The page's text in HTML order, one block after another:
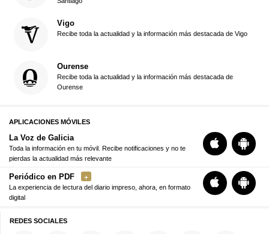
Vigo
Recibe toda la actualidad y la información más destacada de Vigo
Ourense
Recibe toda la actualidad y la información más destacada de
Ourense
APLICACIONES MÓVILES
La Voz de Galicia
Toda la información en tu móvil. Recibe notificaciones y no te
pierdas la actualidad más relevante
Periódico en PDF
La experiencia de lectura del diario impreso, ahora, en formato
digital
REDES SOCIALES